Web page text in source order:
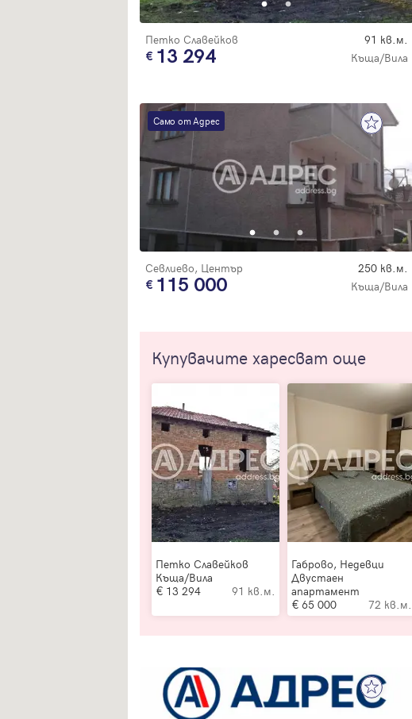
Петко Славейков 91 кв.м.
13 294 Къща/Вила
Само от Адрес
Севлиево, Център 250 кв.м.
115 000 Къща/Вила
Купувачите харесват още
Петко Славейков
Къща/Вила
13 294
91 кв.м.
Габрово, Недевци
Двустаен
апартамент
65 000
72 кв.м.